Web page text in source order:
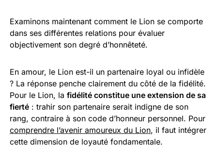
Examinons maintenant comment le Lion se comporte
dans ses différentes relations pour évaluer
objectivement son degré d’honnêteté.
En amour, le Lion est-il un partenaire loyal ou infidèle
? La réponse penche clairement du côté de la fidélité.
Pour le Lion, la fidélité constitue une extension de sa
fierté : trahir son partenaire serait indigne de son
rang, contraire à son code d’honneur personnel. Pour
comprendre l’avenir amoureux du Lion, il faut intégrer
cette dimension de loyauté fondamentale.